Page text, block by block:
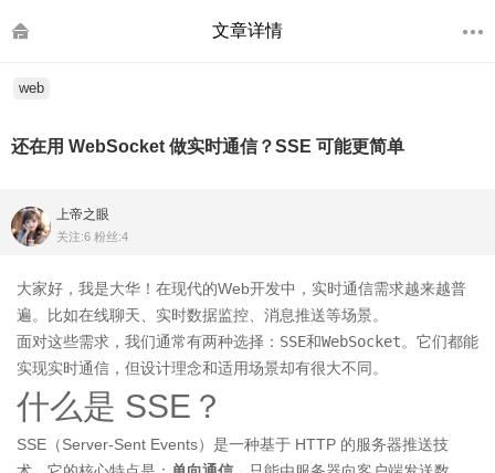
文章详情
web
还在用 WebSocket 做实时通信？SSE 可能更简单
上帝之眼
关注:6 粉丝:4
大家好，我是大华！在现代的Web开发中，实时通信需求越来越普
遍。比如在线聊天、实时数据监控、消息推送等场景。
面对这些需求，我们通常有两种选择： SSE和WebSocket。它们都能
实现实时通信，但设计理念和适用场景却有很大不同。
什么是 SSE？
SSE（Server-Sent Events）是一种基于 HTTP 的服务器推送技